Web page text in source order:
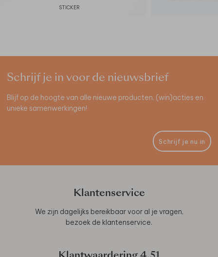
STICKER
Schrijf je in voor de nieuwsbrief
Blijf op de hoogte van alle nieuwe producten, (win)acties en
unieke samenwerkingen!
Schrijf je nu in
Klantenservice
We zijn dagelijks bereikbaar voor al je vragen,
bezoek de klantenservice.